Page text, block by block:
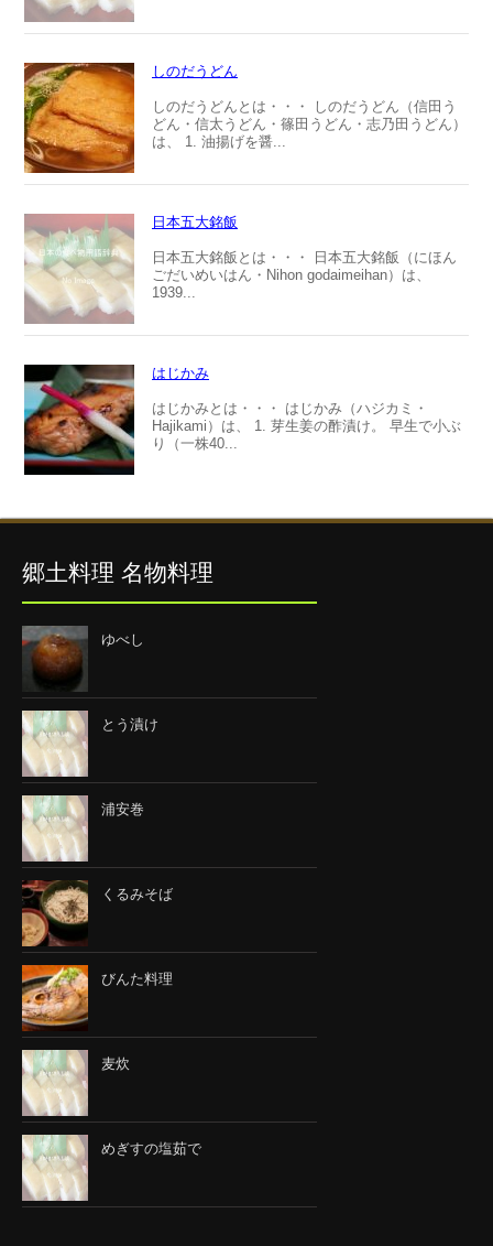
しのだうどん
しのだうどんとは・・・ しのだうどん（信田う
どん・信太うどん・篠田うどん・志乃田うどん）
は、 1. 油揚げを醤...
日本五大銘飯
日本五大銘飯とは・・・ 日本五大銘飯（にほん
ごだいめいはん・Nihon godaimeihan）は、
1939...
はじかみ
はじかみとは・・・ はじかみ（ハジカミ・
Hajikami）は、 1. 芽生姜の酢漬け。 早生で小ぶ
り（一株40...
郷土料理 名物料理
ゆべし
とう漬け
浦安巻
くるみそば
びんた料理
麦炊
めぎすの塩茹で